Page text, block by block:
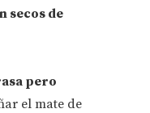
secos de
pero
el mate de